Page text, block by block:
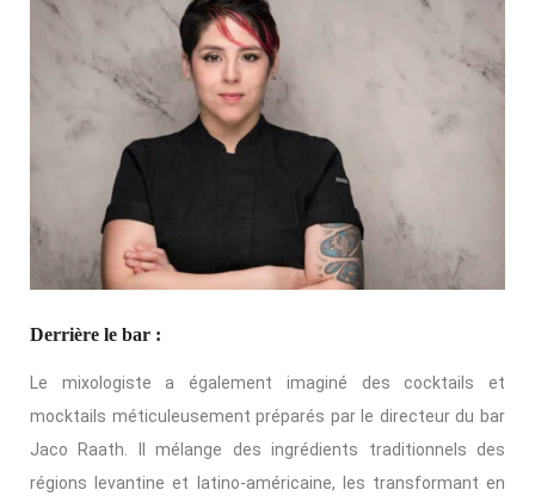
Derrière le bar :
Le mixologiste a également imaginé des cocktails et
mocktails méticuleusement préparés par le directeur du bar
Jaco Raath. Il mélange des ingrédients traditionnels des
régions levantine et latino-américaine, les transformant en